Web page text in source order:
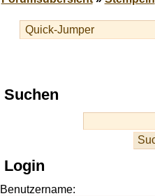
Play
best
site
https://onlineslots.money/
Suchen
Login
Benutzername: